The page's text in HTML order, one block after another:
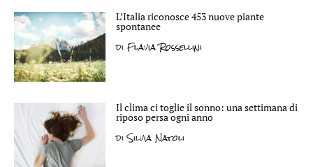
L’Italia riconosce 453 nuove piante
spontanee
di Flavia Rossellini
Il clima ci toglie il sonno: una settimana di
riposo persa ogni anno
diSilvia Natoli